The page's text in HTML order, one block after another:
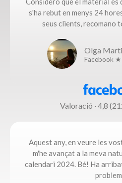
s'ha rebut en menys 24
seus clients, recomano
Olga
Valoració · 4,8
Aquest any, en veure les
m'he avançat a la meva
calendari 2024. Bé! Ha